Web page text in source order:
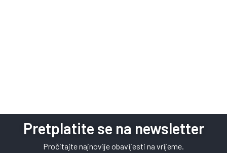
Pretplatite se na newsletter
Pročitajte najnovije obavijesti na vrijeme.